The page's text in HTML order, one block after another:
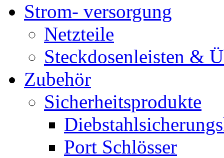
Strom- versorgung
Netzteile
Steckdosenleisten &
Zubehör
Sicherheitsprodukte
Port Schlösser